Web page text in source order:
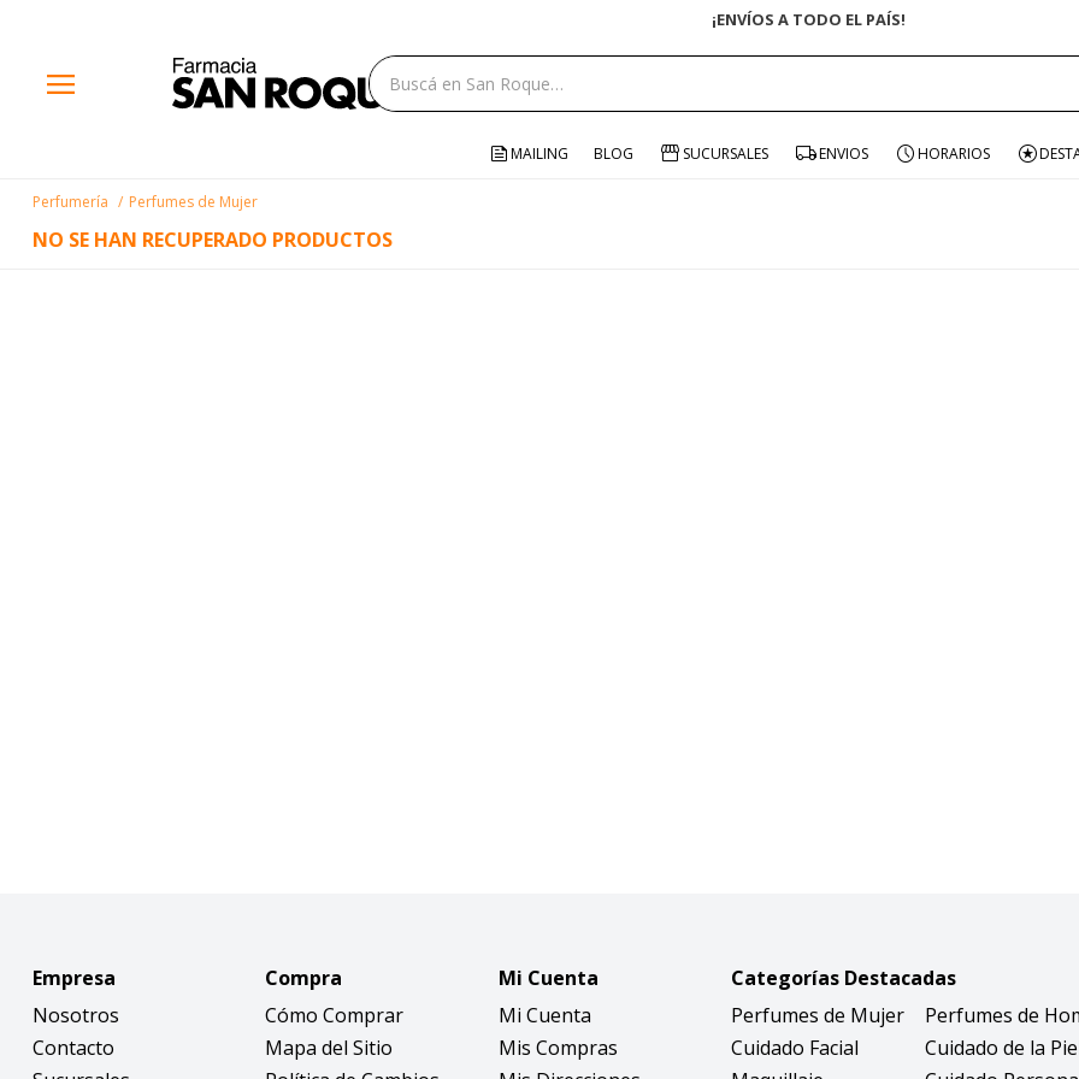
¡ENVÍOS A TODO EL PAÍS!
menu
MAILING BLOG SUCURSALES ENVIOS HORARIOS
Perfumería Perfumes de Mujer
NO SE HAN RECUPERADO PRODUCTOS
Empresa
Nosotros
Contacto
Compra
Cómo Comprar
Mapa del Sitio
Mi Cuenta
Mi Cuenta
Mis Compras
Categorías Destacadas
Perfumes de Mujer
Perfumes de
Cuidado Facial
Cuidado de la
close
storefront
help